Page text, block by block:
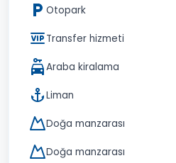
Otopark
Transfer hizmeti
Araba kiralama
Liman
Doğa manzarası
Doğa manzarası